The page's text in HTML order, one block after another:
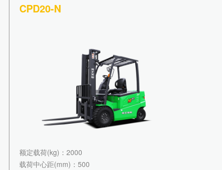
CPD20-N
额定载荷(kg) ：2000
载荷中心距(mm) ：500